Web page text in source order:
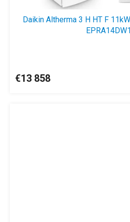
Daikin Altherma 3 H HT F
€13 858